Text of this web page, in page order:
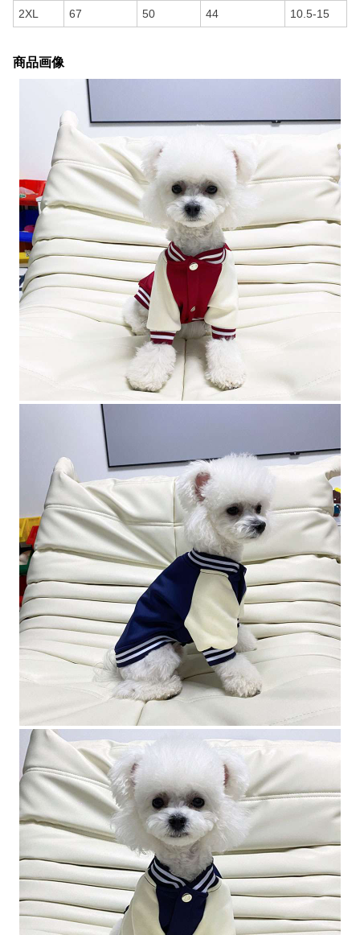
2XL 67 50 44 10.5-15
商品画像